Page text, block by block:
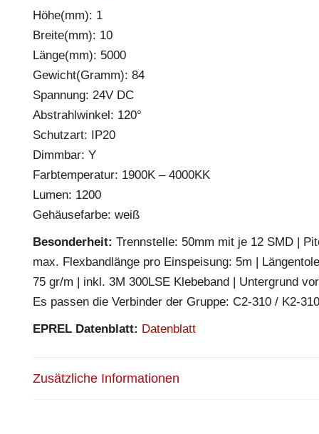
Höhe(mm): 1
Breite(mm): 10
Länge(mm): 5000
Gewicht(Gramm): 84
Spannung: 24V DC
Abstrahlwinkel: 120°
Schutzart: IP20
Dimmbar: Y
Farbtemperatur: 1900K – 4000KK
Lumen: 1200
Gehäusefarbe: weiß
Besonderheit: Trennstelle: 50mm mit je 12 SMD |
max. Flexbandlänge pro Einspeisung: 5m |
75 gr/m | inkl. 3M 300LSE Klebeband | Untergrund
Es passen die Verbinder der Gruppe: C2-310 / K2-
EPREL Datenblatt: Datenblatt
Zusätzliche Informationen